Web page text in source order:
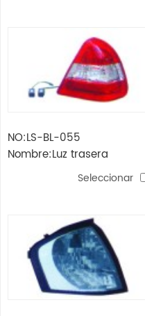
NO:LS-BL-055
Nombre:Luz trasera
mercedes-benz w202
Seleccionar